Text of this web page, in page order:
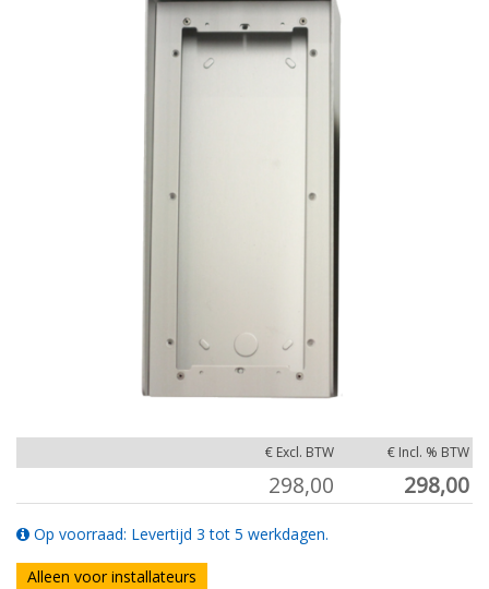
€ Excl. BTW € Incl. % BTW
298,00 298,00
Op voorraad: Levertijd 3 tot 5 werkdagen.
Alleen voor installateurs